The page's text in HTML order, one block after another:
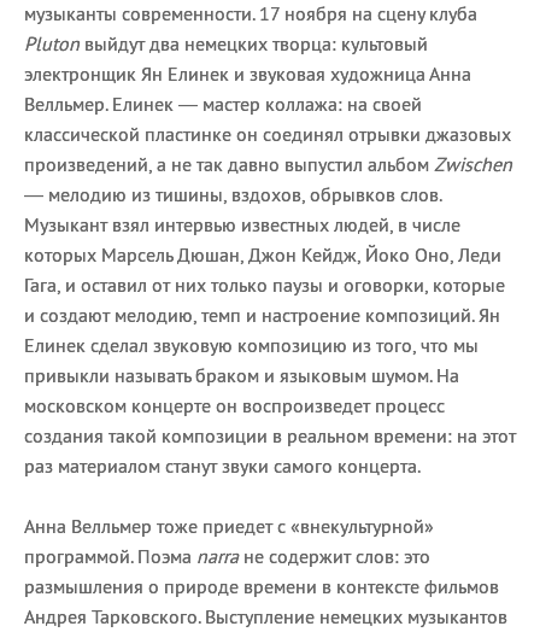
музыканты современности. 17 ноября на сцену клуба
Pluton выйдут два немецких творца: культовый
электронщик Ян Елинек и звуковая художница Анна
Велльмер. Елинек — мастер коллажа: на своей
классической пластинке он соединял отрывки джазовых
произведений, а не так давно выпустил альбом Zwischen
— мелодию из тишины, вздохов, обрывков слов.
Музыкант взял интервью известных людей, в числе
которых Марсель Дюшан, Джон Кейдж, Йоко Оно, Леди
Гага, и оставил от них только паузы и оговорки, которые
и создают мелодию, темп и настроение композиций. Ян
Елинек сделал звуковую композицию из того, что мы
привыкли называть браком и языковым шумом. На
московском концерте он воспроизведет процесс
создания такой композиции в реальном времени: на этот
раз материалом станут звуки самого концерта.
Анна Велльмер тоже приедет с «внекультурной»
программой. Поэма narraне содержит слов: это
размышления о природе времени в контексте фильмов
Андрея Тарковского. Выступление немецких музыкантов